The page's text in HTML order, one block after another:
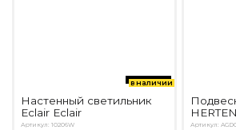
в наличии
Настенный светильник
Eclair Eclair
Артикул: 10206W Артикул: